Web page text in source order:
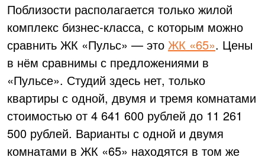
Поблизости располагается только жилой
комплекс бизнес-класса, с которым можно
сравнить ЖК «Пульс» — это ЖК «65». Цены
в нём сравнимы с предложениями в
«Пульсе». Студий здесь нет, только
квартиры с одной, двумя и тремя комнатами
стоимостью от 4 641 600 рублей до 11 261
500 рублей. Варианты с одной и двумя
комнатами в ЖК «65» находятся в том же